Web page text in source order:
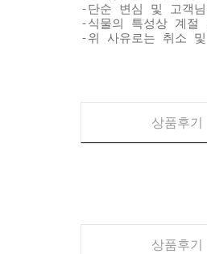
-단순 변심 및 고객
-식물의 특성상 계절
-위 사유로는 취소
상품후기
상품후기